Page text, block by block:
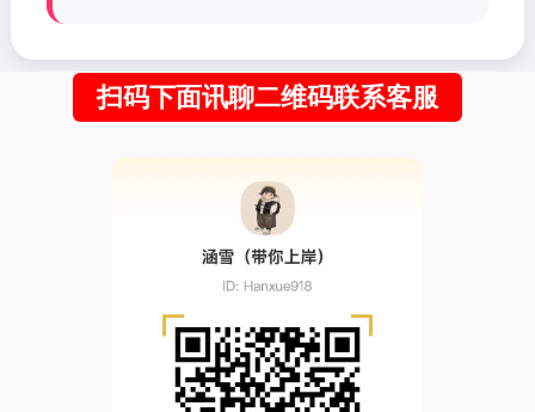
扫码下面讯聊二维码联系客服